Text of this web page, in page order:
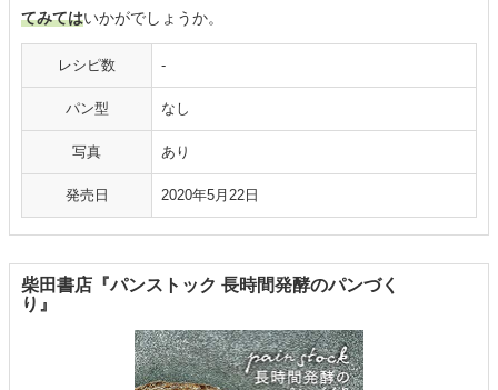
てみてはいかがでしょうか。
レシピ数 ‐
パン型 なし
写真 あり
発売日 2020年5月22日
柴田書店『パンストック 長時間発酵のパンづく
り』